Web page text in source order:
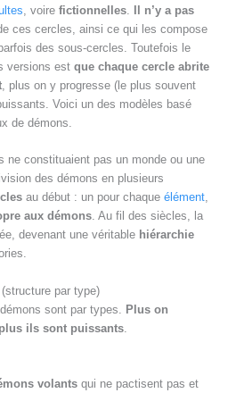
, voire fictionnelles
Il n’y a pas
ces cercles, ainsi ce qui les compose
des sous-cercles. Toutefois le
versions est que chaque cercle abrite
, plus on y progresse (le plus souvent
Voici un des modèles basé
de démons.
ne constituaient pas un monde ou une
des démons en plusieurs
au début : un pour chaque élément,
aux démons. Au fil des siècles, la
devenant une véritable hiérarchie
par type)
sont par types. Plus on
ils sont puissants
volants qui ne pactisent pas et